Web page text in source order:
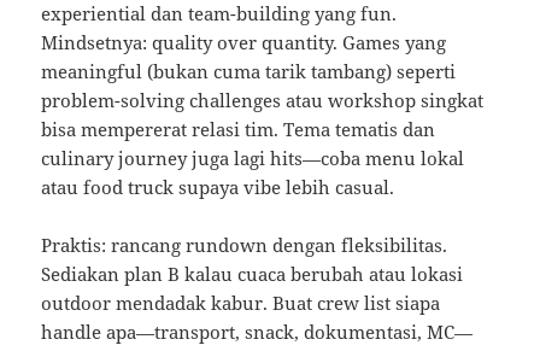
experiential dan team-building yang fun.
Mindsetnya: quality over quantity. Games yang
meaningful (bukan cuma tarik tambang) seperti
problem-solving challenges atau workshop singkat
bisa mempererat relasi tim. Tema tematis dan
culinary journey juga lagi hits—coba menu lokal
atau food truck supaya vibe lebih casual.
Praktis: rancang rundown dengan fleksibilitas.
Sediakan plan B kalau cuaca berubah atau lokasi
outdoor mendadak kabur. Buat crew list siapa
handle apa—transport, snack, dokumentasi, MC—